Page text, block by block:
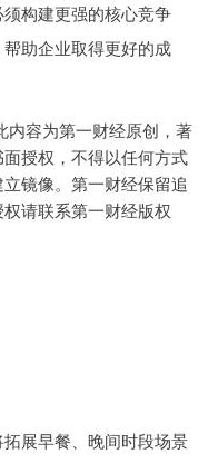
构建更强的核心竞争
助企业取得更好的成
内容为第一财经原创，著
授权，不得以任何方式
镜像。第一财经保留追
请联系第一财经版权
展早餐、晚间时段场景